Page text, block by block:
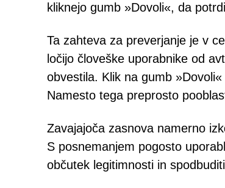
kliknejo gumb »Dovoli«, da
Ta zahteva za preverjanje je v
ločijo človeške uporabnike od
obvestila. Klik na gumb
Namesto tega preprosto
Zavajajoča zasnova namerno
S posnemanjem pogosto
občutek legitimnosti in